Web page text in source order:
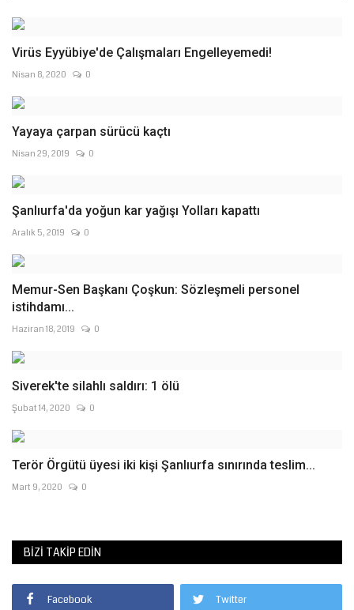
Virüs Eyyübiye'de Çalışmaları Engelleyemedi!
Nisan 8, 2020 0
Yayaya çarpan sürücü kaçtı
Nisan 29, 2019 0
Şanlıurfa'da yoğun kar yağışı Yolları kapattı
Aralık 5, 2019 0
Memur-Sen Başkanı Çoşkun: Sözleşmeli personel
istihdamı...
Haziran 18, 2019 0
Siverek'te silahlı saldırı: 1 ölü
Şubat 14, 2020 0
Terör Örgütü üyesi iki kişi Şanlıurfa sınırında teslim...
Mart 9, 2020 0
BIZI TAKIP EDIN
Facebook Twitter